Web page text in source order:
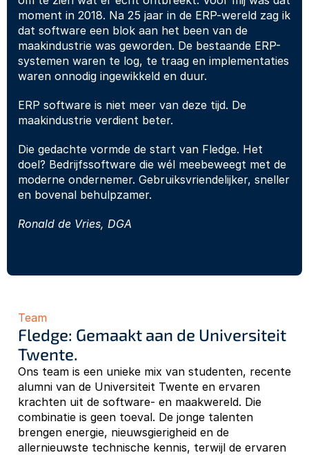
moment in 2018. Na 25 jaar in de ERP-wereld zag ik
dat software een blok aan het been van de
maakindustrie was geworden. De bestaande ERP-
systemen waren te log, te traag en implementaties
waren onnodig ingewikkeld en duur.
ERP software is niet meer van deze tijd. De
maakindustrie verdient beter.
Die gedachte vormde de start van Fledge. Het
doel? Bedrijfssoftware die wél meebeweegt met de
moderne ondernemer. Gebruiksvriendelijker, sneller
en bovenal behulpzamer.
Ronald de Vries, DGA
Team
Fledge: Gemaakt aan de Universiteit
Twente.
Ons team is een unieke mix van studenten, recente
alumni van de Universiteit Twente en ervaren
krachten uit de software- en maakwereld. Die
combinatie is geen toeval. De jonge talenten
brengen energie, nieuwsgierigheid en de
allernieuwste technische kennis, terwijl de ervaren